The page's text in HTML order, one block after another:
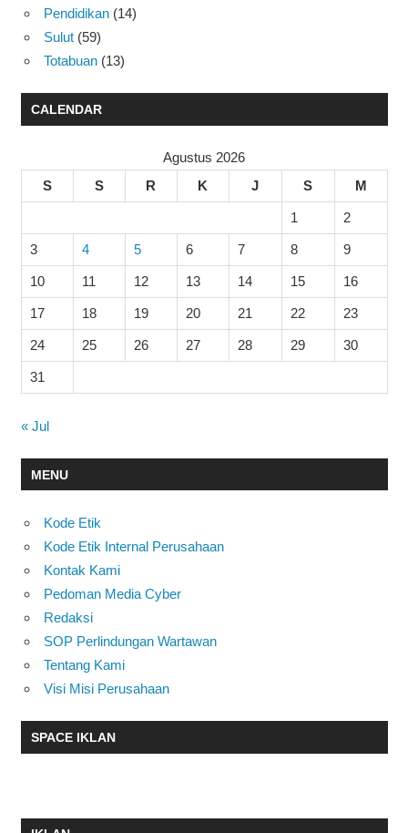
Pendidikan (14)
Sulut (59)
Totabuan (13)
CALENDAR
Agustus 2026
S
S R K J S M
1 2
3 4 5 6 7 8 9
10 11 12 13 14 15 16
17 18 19 20 21 22 23
24 25 26 27 28 29 30
31
« Jul
MENU
Kode Etik
Kode Etik Internal Perusahaan
Kontak Kami
Pedoman Media Cyber
Redaksi
SOP Perlindungan Wartawan
Tentang Kami
Visi Misi Perusahaan
SPACE IKLAN